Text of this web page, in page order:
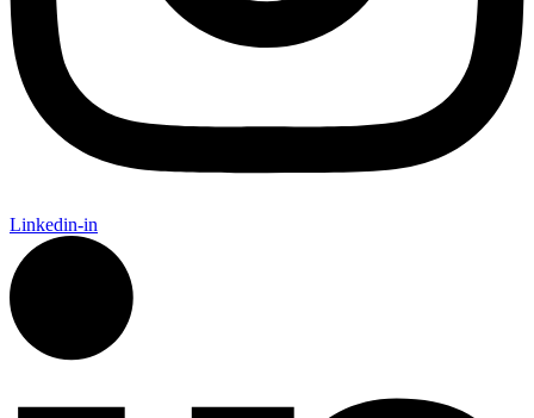
Linkedin-in